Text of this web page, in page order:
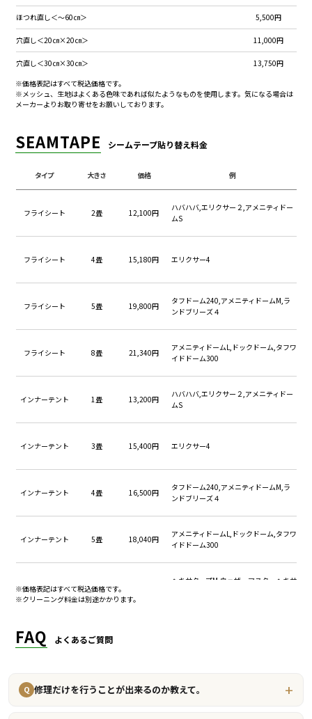
ほつれ直し＜～60㎝＞ 5,500円
穴直し＜20㎝×20㎝＞ 11,000円
穴直し＜30㎝×30㎝＞ 13,750円
穴直し＜40㎝×40㎝＞
穴直し＜50㎝×50㎝＞
メッシュ縫込み直し＜～25㎝＞
メッシュ縫込み直し＜～50㎝＞
※価格表記はすべて税込価格です。
※メッシュ、生地はよくある色味であれば似たようなものを使用します。気になる場合は
メーカーよりお取り寄せをお願いしております。
SEAMTAPE シームテープ貼り替え料金
タイプ 大きさ 価格 例
フライシート 2畳 12,100円
ハバハバ,エリクサー２,アメニティドー
ムS
フライシート 4畳 15,180円 エリクサー4
フライシート 5畳 19,800円
タフドーム240,アメニティドームM,ラ
ンドブリーズ４
フライシート 8畳 21,340円
アメニティドームL,ドックドーム,タフワ
イドドーム300
インナーテント 1畳 13,200円
ハバハバ,エリクサー２,アメニティドー
ムS
インナーテント 3畳 15,400円 エリクサー4
インナーテント 4畳 16,500円
タフドーム240,アメニティドームM,ラ
ンドブリーズ４
インナーテント 5畳 18,040円
アメニティドームL,ドックドーム,タフワ
イドドーム300
タープ 12㎡
ヘキサタープM,ウェザーマスターヘキサ
タープ
※価格表記はすべて税込価格です。
※クリーニング料金は別途かかります。
FAQ よくあるご質問
Q 修理だけを行うことが出来るのか教えて。